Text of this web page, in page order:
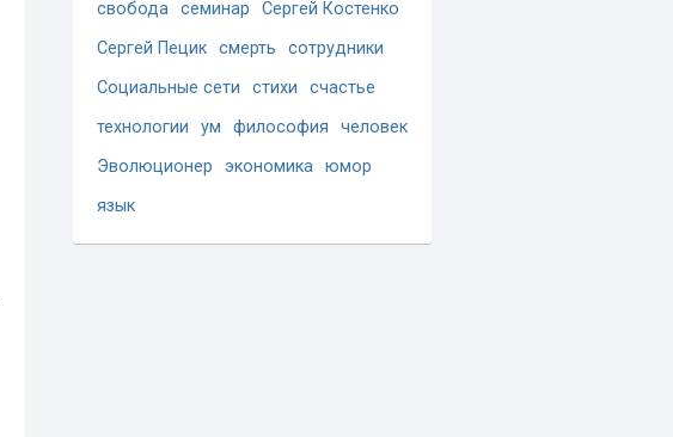
свобода семинар
Сергей Костенко
Сергей Пецик смерть
сотрудники
Социальные сети
стихи
счастье
технологии
ум философия
человек
Эволюционер
экономика юмор
язык